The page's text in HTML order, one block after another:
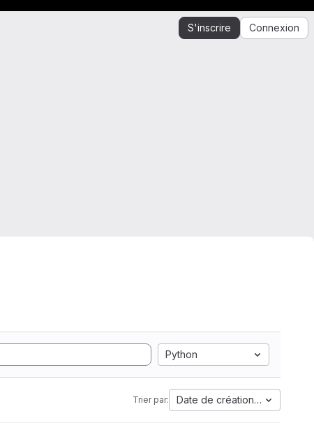
S'inscrire Connexion
Python
Trier par: Date de création la plus